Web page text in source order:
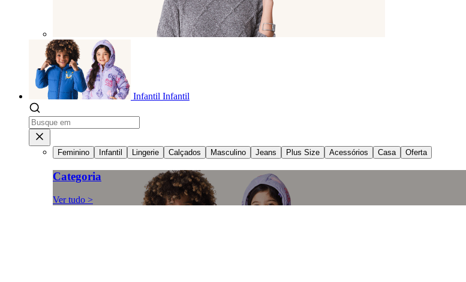
Infantil Infantil
Feminino Infantil Lingerie Calçados Masculino Jeans Plus Size Acessórios Casa Oferta
Categoria
Ver tudo >